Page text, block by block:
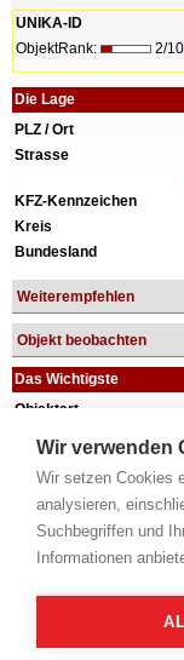
Wir verwenden
Wir setzen Cookies
analysieren,
Suchbegriffen und
Informationen
UNIKA-ID
ObjektRank:
2/10
Die Lage
PLZ / Ort
Strasse
KFZ-Kennzeichen
Kreis
Bundesland
Weiterempfehlen
Objekt beobachten
Das Wichtigste
Objektart
Termin
Baujahr
Grundstück
Wohnfläche